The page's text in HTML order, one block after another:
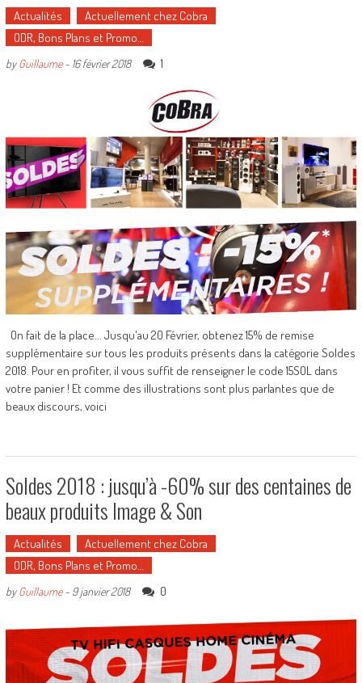
Actualités
Actuellement chez Cobra
ODR, Bons Plans et Promo…
byGuillaume- 16 février 2018 1
On fait de la place... Jusqu'au 20 Février, obtenez 15% de remise
supplémentaire sur tous les produits présents dans la catégorie Soldes
2018. Pour en profiter, il vous suffit de renseigner le code 15SOL dans
votre panier ! Et comme des illustrations sont plus parlantes que de
beaux discours, voici
Soldes 2018 : jusqu’à -60% sur des centaines de
beaux produits Image & Son
Actualités
Actuellement chez Cobra
ODR, Bons Plans et Promo…
byGuillaume- 9 janvier 2018 0